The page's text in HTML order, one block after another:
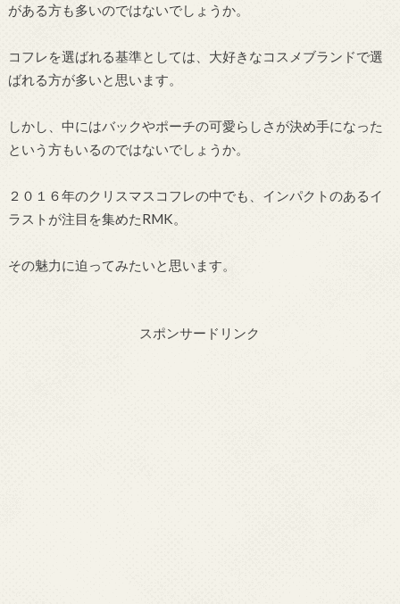
がある方も多いのではないでしょうか。
コフレを選ばれる基準としては、大好きなコスメブランドで選
ばれる方が多いと思います。
しかし、中にはバックやポーチの可愛らしさが決め手になった
という方もいるのではないでしょうか。
２０１６年のクリスマスコフレの中でも、インパクトのあるイ
ラストが注目を集めたRMK。
その魅力に迫ってみたいと思います。
スポンサードリンク